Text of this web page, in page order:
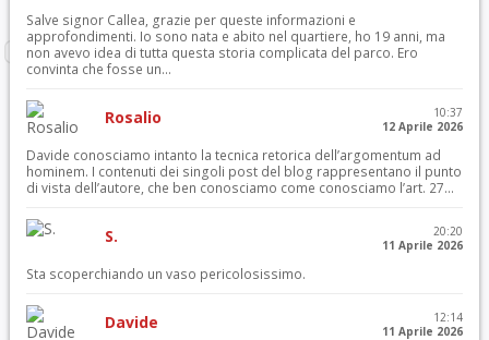
Salve signor Callea, grazie per queste informazioni e
approfondimenti. Io sono nata e abito nel quartiere, ho 19 anni, ma
non avevo idea di tutta questa storia complicata del parco. Ero
convinta che fosse un...
Rosalio
10:37
12 Aprile 2026
Davide conosciamo intanto la tecnica retorica dell’argomentum ad
hominem. I contenuti dei singoli post del blog rappresentano il punto
di vista dell’autore, che ben conosciamo come conosciamo l’art. 27...
S.
20:20
11 Aprile 2026
Sta scoperchiando un vaso pericolosissimo.
Davide
12:14
11 Aprile 2026